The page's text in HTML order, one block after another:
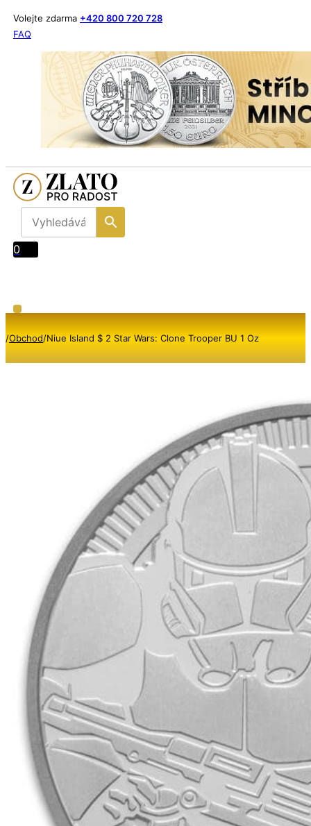
Volejte zdarma +420 800 720 728
FAQ
0
/Obchod/Niue Island $ 2 Star Wars: Clone Trooper BU 1 Oz